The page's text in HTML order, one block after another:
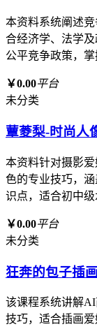
本资料系统阐述
合经济学、法学
公平竞争政策，
￥0.00平台
未分类
蕈菱梨-时尚人
本资料针对摄影
色的专业技巧，
识点，适合初中
￥0.00平台
未分类
狂奔的包子插
该课程系统讲解
技巧，适合插画